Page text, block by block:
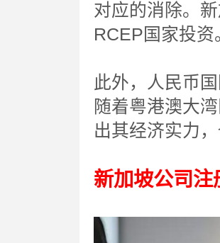
对应的消除。
RCEP国家投资
此外，人民币
随着粤港澳大
出其经济实力
新加坡公司注